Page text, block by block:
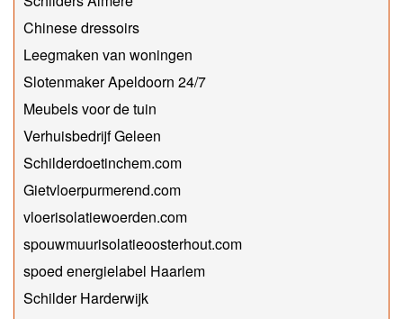
Chinese dressoirs
Leegmaken van woningen
Slotenmaker Apeldoorn 24/7
Meubels voor de tuin
Verhuisbedrijf Geleen
Schilderdoetinchem.com
Gietvloerpurmerend.com
vloerisolatiewoerden.com
spouwmuurisolatieoosterhout.com
spoed energielabel Haarlem
Schilder Harderwijk